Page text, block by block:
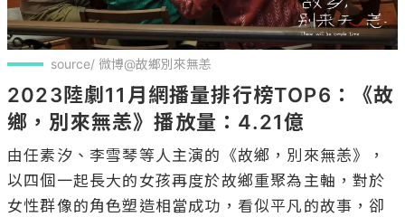
source/ 微博@故鄉別來無恙
2023陸劇11月網播量排行榜TOP6：《故
鄉，別來無恙》播放量：4.21億
由任素汐、李雪琴等人主演的《故鄉，別來無恙》，
以四個一起長大的女孩再度於故鄉重聚為主軸，對於
女性群像的角色塑造相當成功，看似平凡的故事，卻